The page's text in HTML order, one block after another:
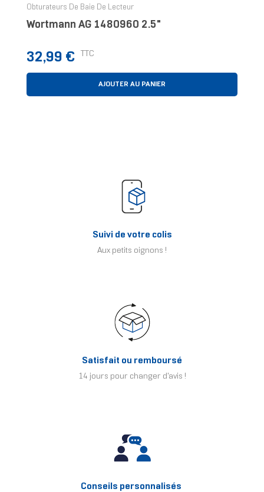
Obturateurs De Baie De Lecteur
Wortmann AG 1480960 2.5"
Prix
32,99 € TTC
AJOUTER AU PANIER
Suivi de votre colis
Aux petits oignons !
Satisfait ou remboursé
14 jours pour changer d'avis !
Conseils personnalisés